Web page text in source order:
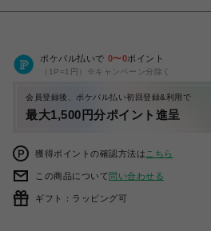
ポケパル払いで 0〜0ポイント
（1P=1円）※キャンペーン分除く
会員登録後、ポケパル払い初回登録&利用で
最大1,500円分ポイント進呈
獲得ポイントの確認方法は こちら
この商品について問い合わせる
ギフト：ラッピング可